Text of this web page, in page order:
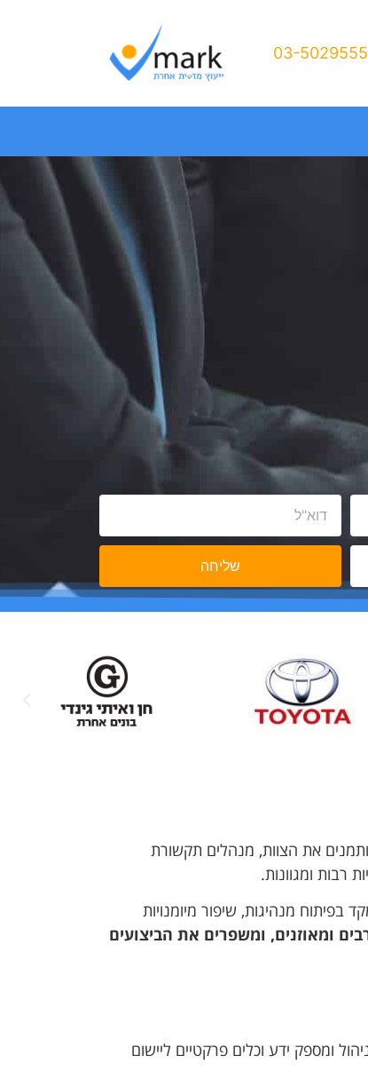
03-5029555
שליחה
את הצוות, מנהלים תקשורת
רבות ומגוונות.
בפיתוח מנהיגות, שיפור מיומנויות
ומאוזנים, ומשפרים את הביצועים
ומספק ידע וכלים פרקטיים ליישום